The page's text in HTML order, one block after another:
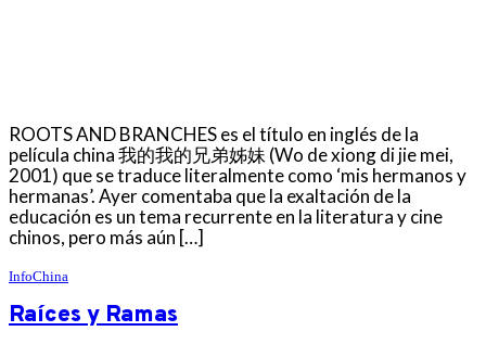
ROOTS AND BRANCHES es el título en inglés de la
película china 我的我的兄弟姊妹 (Wo de xiong di jie mei,
2001) que se traduce literalmente como ‘mis hermanos y
hermanas’. Ayer comentaba que la exaltación de la
educación es un tema recurrente en la literatura y cine
chinos, pero más aún […]
InfoChina
Raíces y Ramas